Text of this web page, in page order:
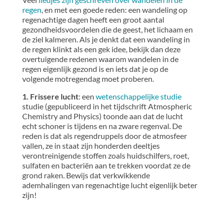
regen, en met een goede reden: een wandeling op
regenachtige dagen heeft een groot aantal
gezondheidsvoordelen die de geest, het lichaam en
de ziel kalmeren. Als je denkt dat een wandeling in
de regen klinkt als een gek idee, bekijk dan deze
overtuigende redenen waarom wandelen in de
regen eigenlijk gezond is en iets dat je op de
volgende motregendag moet proberen.
1. Frissere lucht: een wetenschappelijke studie
studie (gepubliceerd in het tijdschrift Atmospheric
Chemistry and Physics) toonde aan dat de lucht
echt schoner is tijdens en na zware regenval. De
reden is dat als regendruppels door de atmosfeer
vallen, ze in staat zijn honderden deeltjes
verontreinigende stoffen zoals huidschilfers, roet,
sulfaten en bacteriën aan te trekken voordat ze de
grond raken. Bewijs dat verkwikkende
ademhalingen van regenachtige lucht eigenlijk beter
zijn!